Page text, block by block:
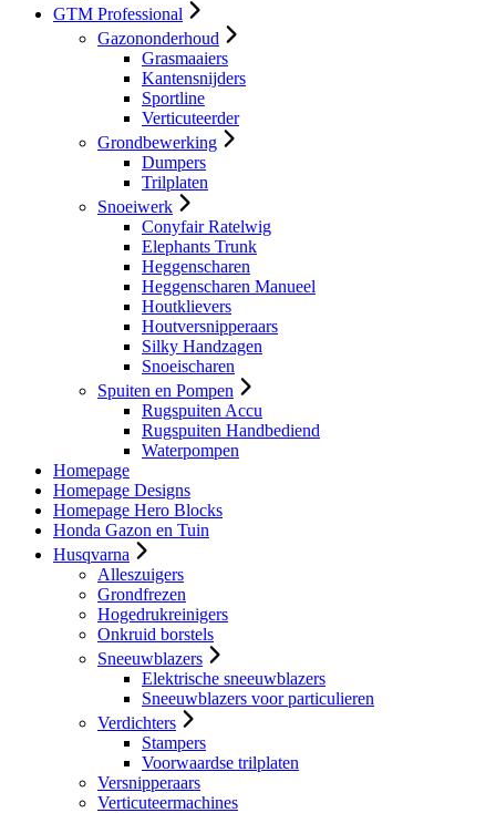
GTM Professional
Gazononderhoud
Grasmaaiers
Kantensnijders
Sportline
Verticuteerder
Grondbewerking
Dumpers
Trilplaten
Snoeiwerk
Conyfair Ratelwig
Elephants Trunk
Heggenscharen
Heggenscharen Manueel
Houtklievers
Houtversnipperaars
Silky Handzagen
Snoeischaren
Spuiten en Pompen
Rugspuiten Accu
Rugspuiten Handbediend
Waterpompen
Homepage
Homepage Designs
Homepage Hero Blocks
Honda Gazon en Tuin
Husqvarna
Alleszuigers
Grondfrezen
Hogedrukreinigers
Onkruid borstels
Sneeuwblazers
Elektrische sneeuwblazers
Sneeuwblazers voor particulieren
Verdichters
Stampers
Voorwaardse trilplaten
Versnipperaars
Verticuteermachines